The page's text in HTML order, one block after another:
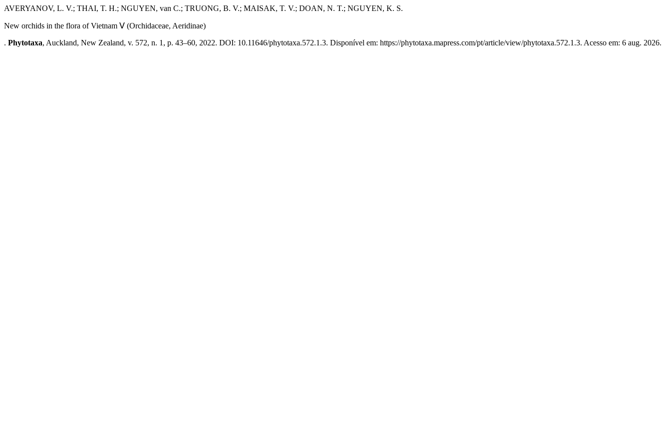
AVERYANOV, L. V.; THAI, T. H.; NGUYEN, van C.; TRUONG, B. V.; MAISAK, T. V.; DOAN, N. T.; NGUYEN, K. S.
New orchids in the flora of Vietnam Ⅴ (Orchidaceae, Aeridinae)
. Phytotaxa, Auckland, New Zealand, v. 572, n. 1, p. 43–60, 2022. DOI: 10.11646/phytotaxa.572.1.3. Disponível em: https://phytotaxa.mapress.com/pt/article/view/phytotaxa.572.1.3. Acesso em: 6 aug. 2026.